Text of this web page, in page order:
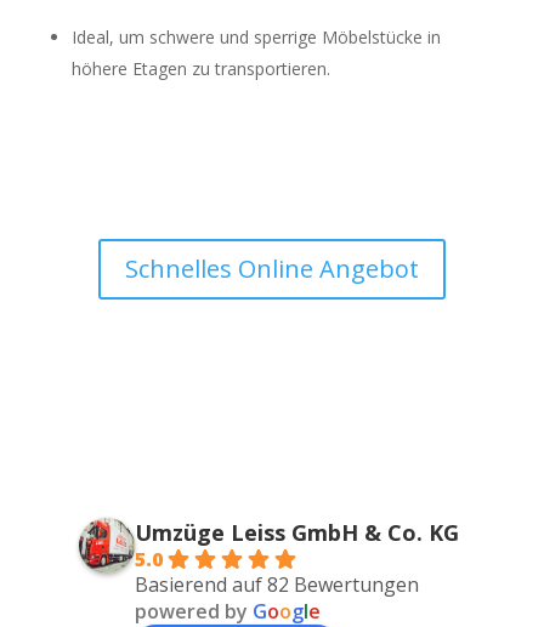
Ideal, um schwere und sperrige Möbelstücke in
höhere Etagen zu transportieren.
Schnelles Online Angebot
Umzüge Leiss GmbH & Co. KG
5.0
Basierend auf 82 Bewertungen
powered by Google